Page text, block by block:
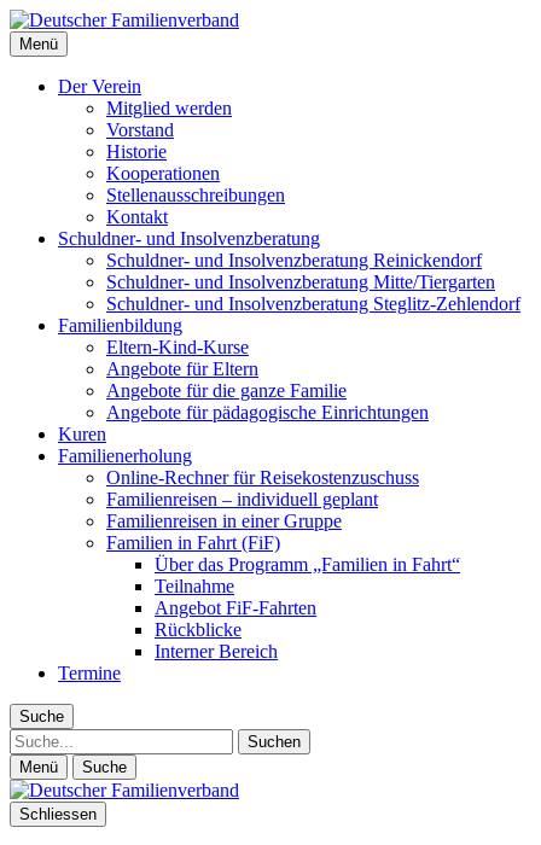
Deutscher Familienverband
Landesverband Berlin
Menü
Der Verein
Mitglied werden
Vorstand
Historie
Kooperationen
Stellenausschreibungen
Kontakt
Schuldner- und Insolvenzberatung
Schuldner- und Insolvenzberatung Reinickendorf
Schuldner- und Insolvenzberatung Mitte/Tiergarten
Schuldner- und Insolvenzberatung Steglitz-Zehlendorf
Familienbildung
Eltern-Kind-Kurse
Angebote für Eltern
Angebote für die ganze Familie
Angebote für pädagogische Einrichtungen
Kuren
Familienerholung
Online-Rechner für Reisekostenzuschuss
Familienreisen – individuell geplant
Familienreisen in einer Gruppe
Familien in Fahrt (FiF)
Über das Programm „Familien in Fahrt“
Teilnahme
Angebot FiF-Fahrten
Rückblicke
Interner Bereich
Termine
Suche
Suche
Menü Suche
Schliessen